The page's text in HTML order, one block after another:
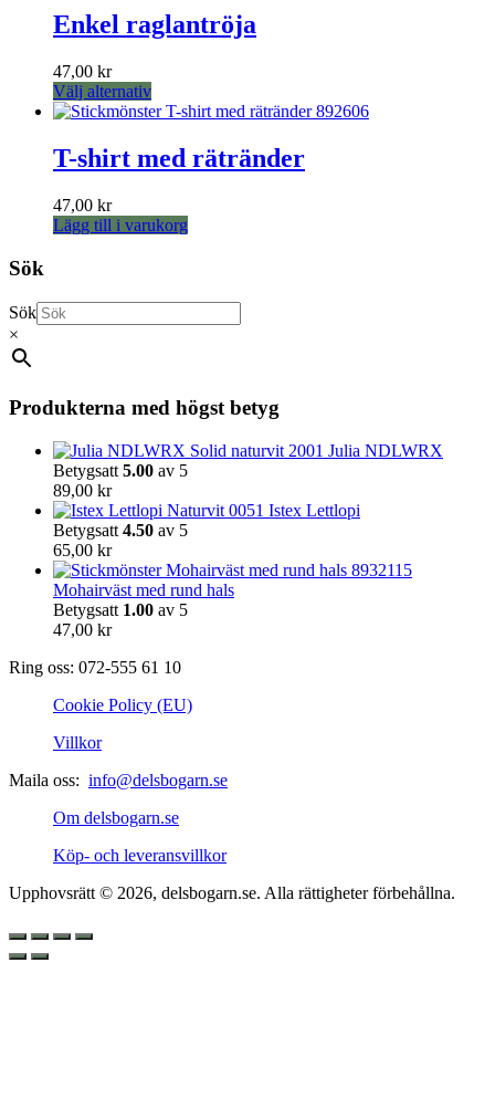
väljas
på
har
flera
olika
alternativen
väljas
på
Enkel raglantröja
47,00 kr
Välj alternativDen
här
flera
olika
på
produktsidan
T-shirt med rätränder
47,00 kr
Lägg till i varukorg
Sök
Sök
×
Produkterna med högst betyg
Julia NDLWRX
Betygsatt 5.00 av 5
89,00 kr
Istex Lettlopi
Betygsatt 4.50 av 5
65,00 kr
Mohairväst med rund hals
Betygsatt 1.00 av 5
47,00 kr
Ring oss: 072-555 61 10
Cookie Policy (EU)
Villkor
Maila oss: info@delsbogarn.se
Om delsbogarn.se
Köp- och leveransvillkor
Upphovsrätt © 2026, delsbogarn.se. Alla rättigheter förbehållna.